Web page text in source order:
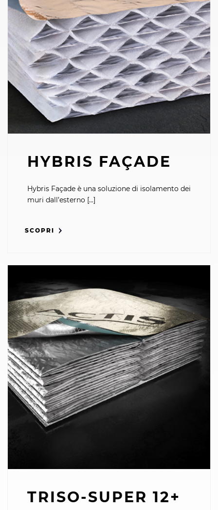
HYBRIS FAÇADE
Hybris Façade è una soluzione di isolamento dei
muri dall’esterno [...]
SCOPRI
TRISO-SUPER 12+